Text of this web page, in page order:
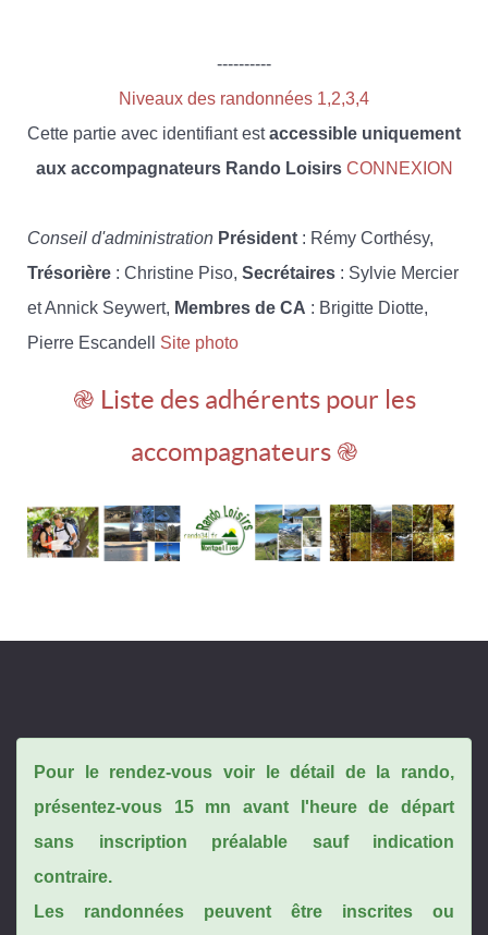
----------
Niveaux des randonnées 1,2,3,4
Cette partie avec identifiant estaccessible uniquement
aux accompagnateurs Rando Loisirs CONNEXION
Conseil d'administration Président : Rémy Corthésy,
Trésorière : Christine Piso, Secrétaires : Sylvie Mercier
et Annick Seywert, Membres de CA : Brigitte Diotte,
Pierre Escandell Site photo
֎ Liste des adhérents pour les
accompagnateurs ֎
Pour le rendez-vous voir le détail de la rando,
présentez-vous 15 mn avant l'heure de départ
sans inscription préalable sauf indication
contraire.
Les randonnées peuvent être inscrites ou